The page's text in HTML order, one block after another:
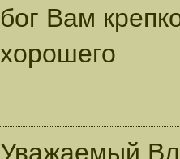
бог Вам
хорошего
Уважаемый